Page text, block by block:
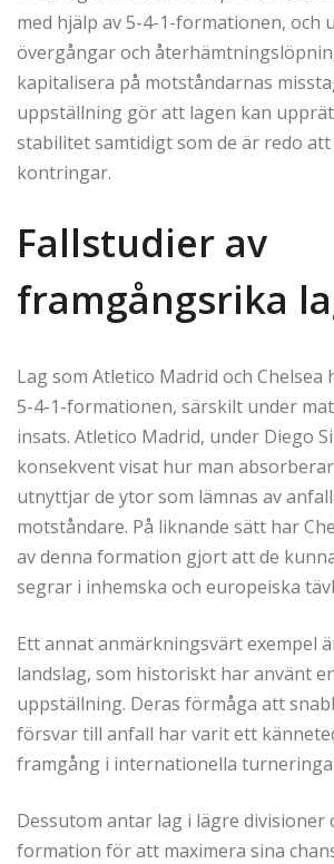
med hjälp av 5-4-1-formationen, och
övergångar och
kapitalisera på motståndarnas
uppställning gör att lagen kan
stabilitet samtidigt som de är redo
kontringar.
Fallstudier av
framgångsrika
Lag som Atletico Madrid och Chelsea
5-4-1-formationen, särskilt under
insats. Atletico Madrid, under Diego
konsekvent visat hur man
utnyttjar de ytor som lämnas av
motståndare. På liknande sätt har
av denna formation gjort att de
segrar i inhemska och europeiska
Ett annat anmärkningsvärt exempel
landslag, som historiskt har använt
uppställning. Deras förmåga att
försvar till anfall har varit ett
framgång i internationella
Dessutom antar lag i lägre divisioner
formation för att maximera sina